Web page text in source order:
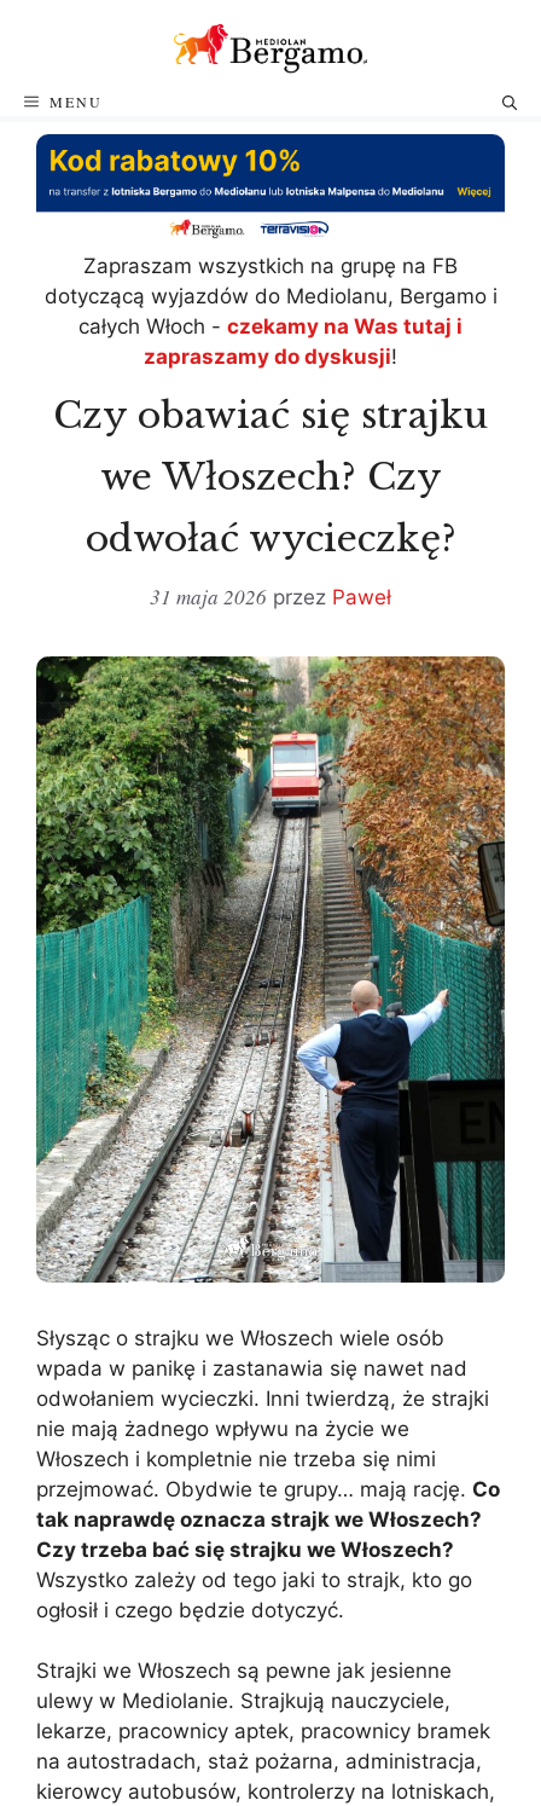
MENU
Zapraszam wszystkich na grupę na FB
dotyczącą wyjazdów do Mediolanu, Bergamo i
całych Włoch - czekamy na Was tutaj i
zapraszamy do dyskusji!
Czy obawiać się strajku
we Włoszech? Czy
odwołać wycieczkę?
31 maja 2026 przez Paweł
Słysząc o strajku we Włoszech wiele osób
wpada w panikę i zastanawia się nawet nad
odwołaniem wycieczki. Inni twierdzą, że strajki
nie mają żadnego wpływu na życie we
Włoszech i kompletnie nie trzeba się nimi
przejmować. Obydwie te grupy… mają rację. Co
tak naprawdę oznacza strajk we Włoszech?
Czy trzeba bać się strajku we Włoszech?
Wszystko zależy od tego jaki to strajk, kto go
ogłosił i czego będzie dotyczyć.
Strajki we Włoszech są pewne jak jesienne
ulewy w Mediolanie. Strajkują nauczyciele,
lekarze, pracownicy aptek, pracownicy bramek
na autostradach, staż pożarna, administracja,
kierowcy autobusów, kontrolerzy na lotniskach,